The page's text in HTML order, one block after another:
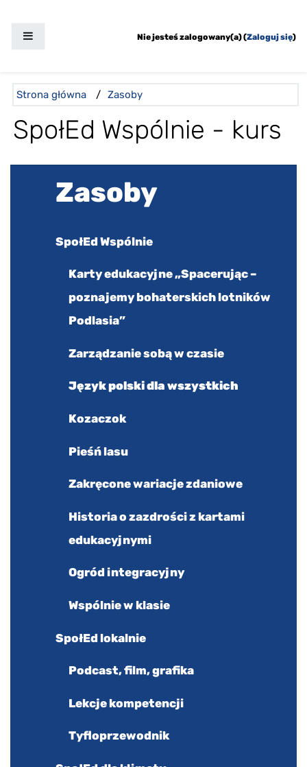
Nie jesteś zalogowany(a) (Zaloguj się)
Ścieżka do strony
Strona główna / Zasoby
SpołEd Wspólnie - kurs
Zasoby
SpołEd Wspólnie
Karty edukacyjne „Spacerując –
poznajemy bohaterskich lotników
Podlasia”
Zarządzanie sobą w czasie
Język polski dla wszystkich
Kozaczok
Pieśń lasu
Zakręcone wariacje zdaniowe
Historia o zazdrości z kartami
edukacyjnymi
Ogród integracyjny
Wspólnie w klasie
SpołEd lokalnie
Podcast, film, grafika
Lekcje kompetencji
Tyfloprzewodnik